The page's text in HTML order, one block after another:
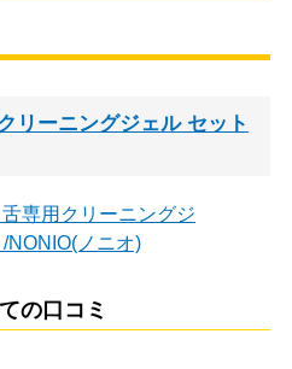
リーニングジェル セット
の口コミ